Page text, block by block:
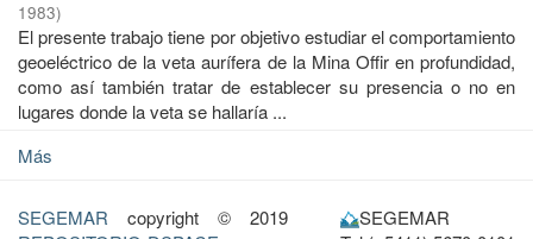
1983)
El presente trabajo tiene por objetivo estudiar el comportamiento
geoeléctrico de la veta aurífera de la Mina Offir en profundidad,
como así también tratar de establecer su presencia o no en
lugares donde la veta se hallaría ...
Más
SEGEMAR copyright © 2019
SEGEMAR